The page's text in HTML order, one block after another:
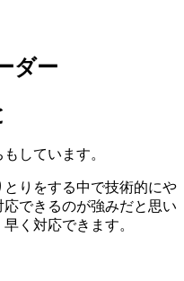
ダー
しています。
りをする中で技術的にや
できるのが強みだと思い
く対応できます。